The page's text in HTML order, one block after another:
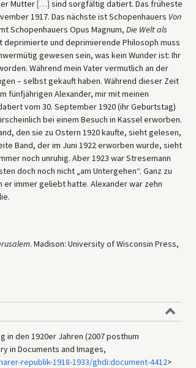
Mutter[…] sind sorgfältig datiert. Das früheste
1917. Das nächste ist Schopenhauers Von
Schopenhauers Opus Magnum, Die Welt als
deprimierte und deprimierende Philosoph muss
gewesen sein, was kein Wunder ist: Ihr
Während mein Vater vermutlich an der
– selbst gekauft haben. Während dieser Zeit
fünfjährigen Alexander, mir mit meinen
vom 30. September 1920 (ihr Geburtstag)
bei einem Besuch in Kassel erworben.
den sie zu Ostern 1920 kaufte, sieht gelesen,
Band, der im Juni 1922 erworben wurde, sieht
noch unruhig. Aber 1923 war Stresemann
doch noch nicht „am Untergehen“. Ganz zu
immer geliebt hatte. Alexander war zehn
. Madison: University of Wisconsin Press,
in den 1920er Jahren (2007 posthum
in Documents and Images,
republik-1918-1933/ghdi:document-4412>